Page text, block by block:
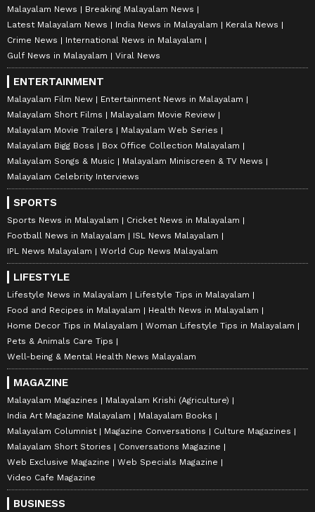
Malayalam News
Breaking Malayalam News
Latest Malayalam News
India News in Malayalam
Kerala News
Crime News
International News in Malayalam
Gulf News in Malayalam
Viral News
ENTERTAINMENT
Malayalam Film New
Entertainment News in Malayalam
Malayalam Short Films
Malayalam Movie Review
Malayalam Movie Trailers
Malayalam Web Series
Malayalam Bigg Boss
Box Office Collection Malayalam
Malayalam Songs & Music
Malayalam Miniscreen & TV News
Malayalam Celebrity Interviews
SPORTS
Sports News in Malayalam
Cricket News in Malayalam
Football News in Malayalam
ISL News Malayalam
IPL News Malayalam
World Cup News Malayalam
LIFESTYLE
Lifestyle News in Malayalam
Lifestyle Tips in Malayalam
Food and Recipes in Malayalam
Health News in Malayalam
Home Decor Tips in Malayalam
Woman Lifestyle Tips in Malayalam
Pets & Animals Care Tips
Well-being & Mental Health News Malayalam
MAGAZINE
Malayalam Magazines
Malayalam Krishi (Agriculture)
India Art Magazine Malayalam
Malayalam Books
Malayalam Columnist
Magazine Conversations
Culture Magazines
Malayalam Short Stories
Conversations Magazine
Web Exclusive Magazine
Web Specials Magazine
Video Cafe Magazine
BUSINESS